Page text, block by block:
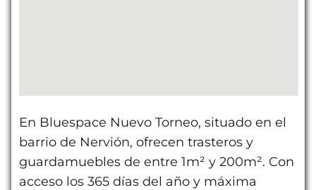
En Bluespace Nuevo Torneo, situado en el
barrio de Nervión, ofrecen trasteros y
guardamuebles de entre 1m² y 200m². Con
acceso los 365 días del año y máxima